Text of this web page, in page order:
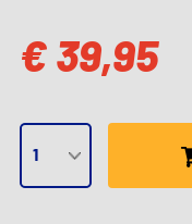
€ 39,95